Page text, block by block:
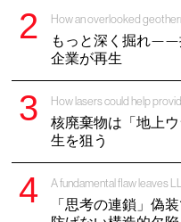
How an overlooked
もっと深く掘れ——
企業が再生
How lasers could help
核廃棄物は「地上
生を狙う
A fundamental flaw leaves
「思考の連鎖」偽